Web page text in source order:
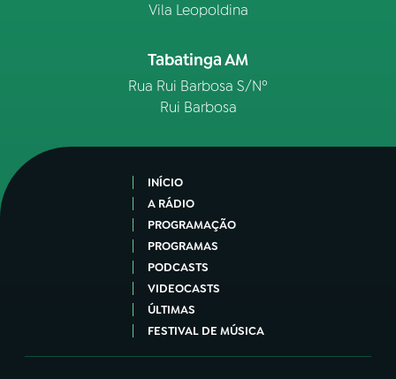
Vila Leopoldina
Tabatinga AM
Rua Rui Barbosa S/Nº
Rui Barbosa
INÍCIO
A RÁDIO
PROGRAMAÇÃO
PROGRAMAS
PODCASTS
VIDEOCASTS
ÚLTIMAS
FESTIVAL DE MÚSICA